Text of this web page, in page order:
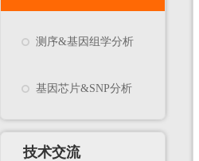
测序&基因组学分析
基因芯片&SNP分析
技术交流